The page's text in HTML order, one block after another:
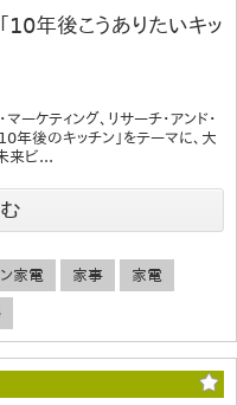
年後こうありたいキッ
ーケティング、リサーチ・アンド・
年後のキッチン」をテーマに、大
来ビ...
家電 家事 家電